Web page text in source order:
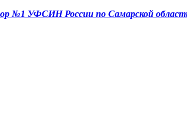
№1 УФСИН России по Самарской